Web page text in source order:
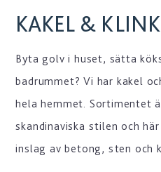
KAKEL &
Byta golv i huset, sätta
badrummet? Vi har kakel
hela hemmet. Sortimentet
skandinaviska stilen och
inslag av betong, sten och